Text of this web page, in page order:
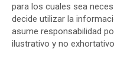
para los cuales sea
decide utilizar la
asume responsabilidad
ilustrativo y no